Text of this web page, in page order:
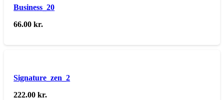
Business_20
66.00kr.
Signature_zen_2
222.00kr.